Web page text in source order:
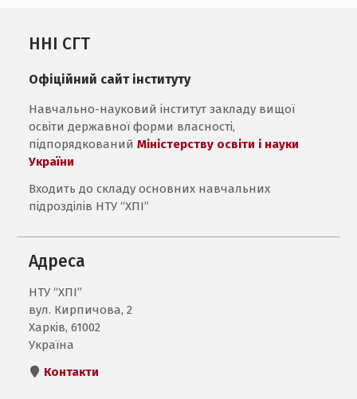
ННІ СГТ
Офіційний сайт інституту
Навчально-науковий інститут закладу вищої
освіти державної форми власності,
підпорядкованийМіністерству освіти і науки
України
Входить до складу основних навчальних
підрозділів НТУ “ХПІ”
Адреса
НТУ “ХПІ”
вул. Кирпичова, 2
Харків, 61002
Україна
Контакти